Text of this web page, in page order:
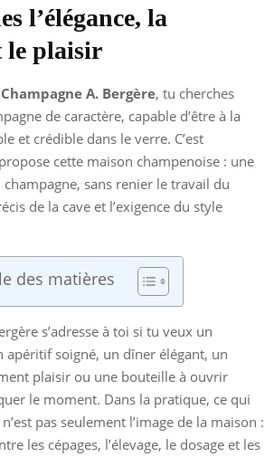
l’élégance, la
le plaisir
Champagne A. Bergère, tu cherches
de caractère, capable d’être à la
et crédible dans le verre. C’est
cette maison champenoise : une
sans renier le travail du
de la cave et l’exigence du style
des matières
s’adresse à toi si tu veux un
apéritif soigné, un dîner élégant, un
plaisir ou une bouteille à ouvrir
le moment. Dans la pratique, ce qui
pas seulement l’image de la maison :
les cépages, l’élevage, le dosage et les